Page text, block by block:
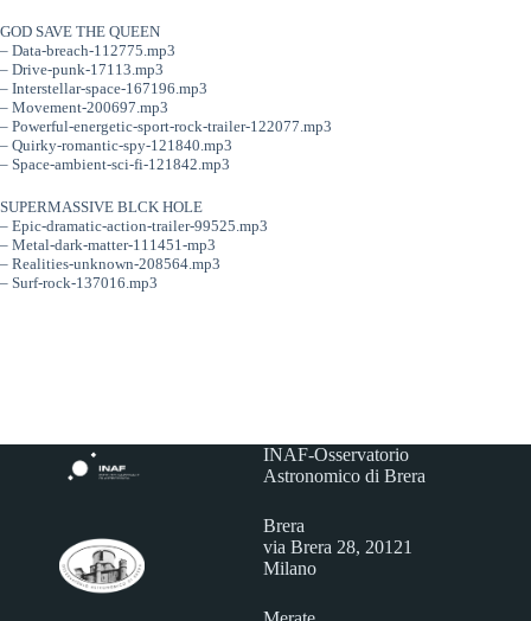
GOD SAVE THE QUEEN
– Data-breach-112775.mp3
– Drive-punk-17113.mp3
– Interstellar-space-167196.mp3
– Movement-200697.mp3
– Powerful-energetic-sport-rock-trailer-122077.mp3
– Quirky-romantic-spy-121840.mp3
– Space-ambient-sci-fi-121842.mp3
SUPERMASSIVE BLCK HOLE
– Epic-dramatic-action-trailer-99525.mp3
– Metal-dark-matter-111451-mp3
– Realities-unknown-208564.mp3
– Surf-rock-137016.mp3
INAF-Osservatorio
Astronomico di Brera
Brera
via Brera 28, 20121
Milano